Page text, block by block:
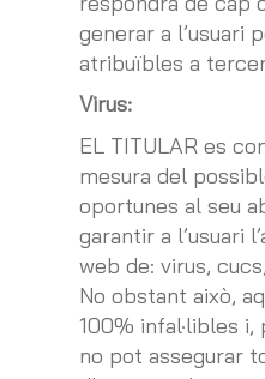
generar a l’usuari
atribuïbles a
Virus:
EL TITULAR es
mesura del
oportunes al seu
garantir a l’usuari
web de: virus,
No obstant això,
100% infal·libles i,
no pot assegurar